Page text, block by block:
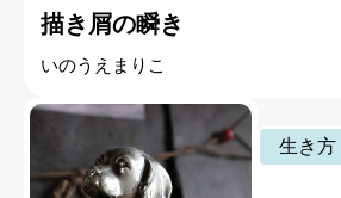
描き屑の瞬き
いのうえまりこ
生き方